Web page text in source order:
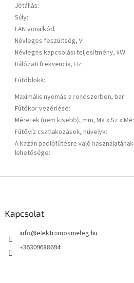
Jótállás:
Súly:
EAN vonalkód:
Névleges feszültség, V:
Névleges kapcsolási teljesítmény, kW:
Hálózati frekvencia, Hz:
Fütöblokk:
Maximális nyomás a rendszerben, bar:
Fűtőkör vezérlése:
Méretek (nem kisebb), mm, Ma x Sz x Mé:
Fűtővíz csatlakozások, hüvelyk:
A kazán padlófűtésre való használatának
lehetősége:
Kapcsolat
info@elektromosmeleg.hu
+36309688694